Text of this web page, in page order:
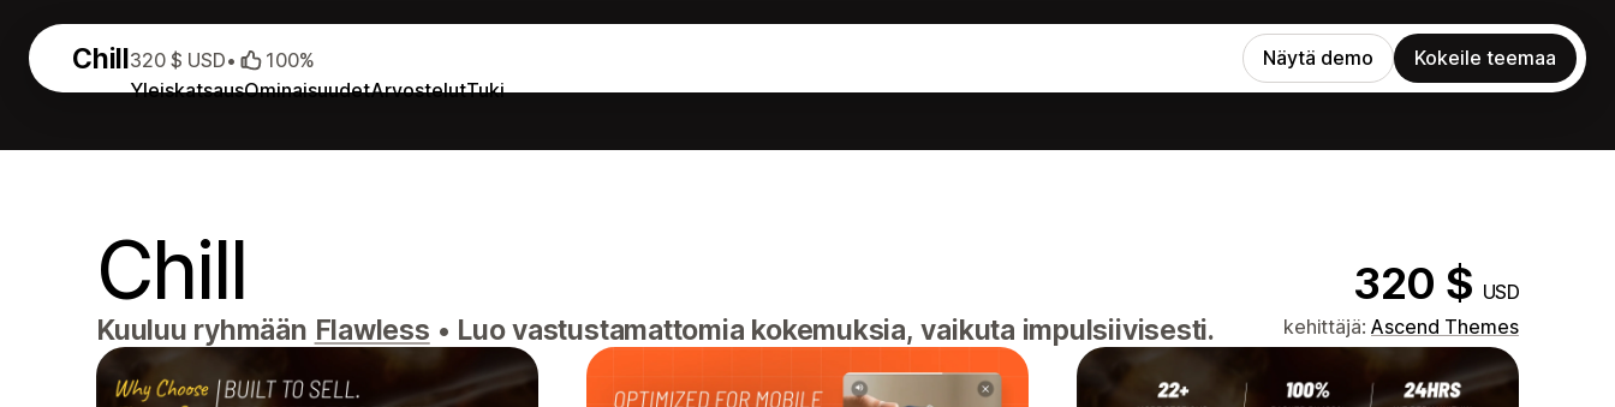
Chill
YleiskatsausOminaisuudetArvostelutTuki
320 $ USD• 100% Näytä demo Kokeile teemaa
Chill 320 $ USD
Kuuluu ryhmään Flawless • Luo vastustamattomia kokemuksia, vaikuta impulsiivisesti. kehittäjä: Ascend Themes